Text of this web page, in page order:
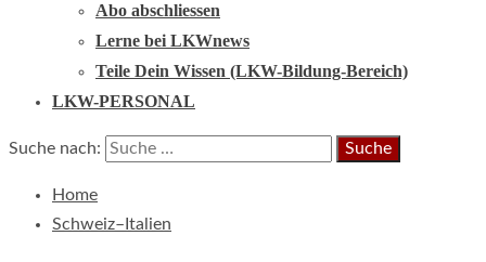
Abo abschliessen
Lerne bei LKWnews
Teile Dein Wissen (LKW-Bildung-Bereich)
LKW-PERSONAL
Suche nach:
Home
Schweiz–Italien